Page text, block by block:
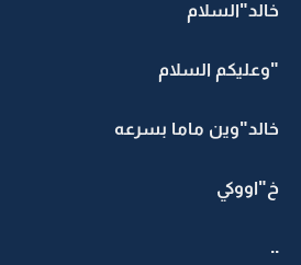
خالد"السلام
"وعليكم السلام
خالد"وين ماما بسرعه
خ"اووكي
..